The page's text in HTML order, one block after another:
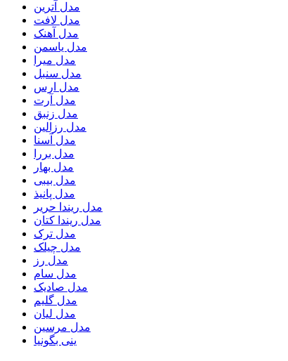
مدل آترین
مدل لافت
مدل آهنک
مدل یاسمن
مدل میرا
مدل سنبل
مدل ارس
مدل آرت
مدل زنبق
مدل رزالین
مدل آسنا
مدل بررا
مدل بهار
مدل بیبی
مدل پانیذ
مدل ریندا حریر
مدل ریندا کتان
مدل ترک
مدل چیلک
مدل رز
مدل سام
مدل صادیک
مدل گلیم
مدل لیان
مدل مرسین
ینی بگونیا